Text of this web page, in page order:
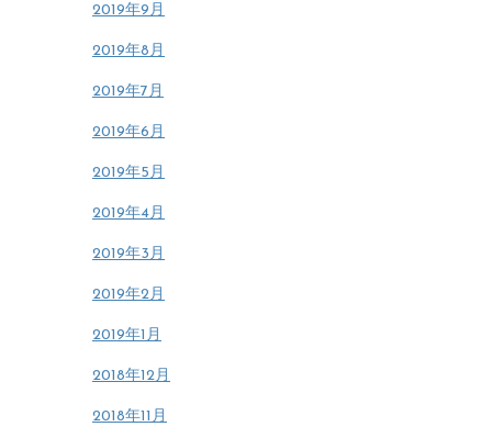
2019年9月
2019年8月
2019年7月
2019年6月
2019年5月
2019年4月
2019年3月
2019年2月
2019年1月
2018年12月
2018年11月